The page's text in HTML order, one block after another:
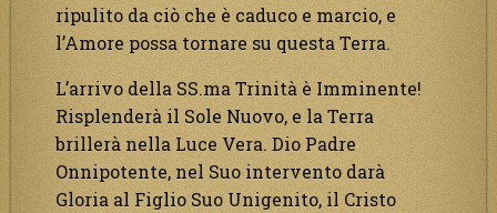
ripulito da ciò che è caduco e marcio, e
l’Amore possa tornare su questa Terra.
L’arrivo della SS.ma Trinità è Imminente!
Risplenderà il Sole Nuovo, e la Terra
brillerà nella Luce Vera. Dio Padre
Onnipotente, nel Suo intervento darà
Gloria al Figlio Suo Unigenito, il Cristo